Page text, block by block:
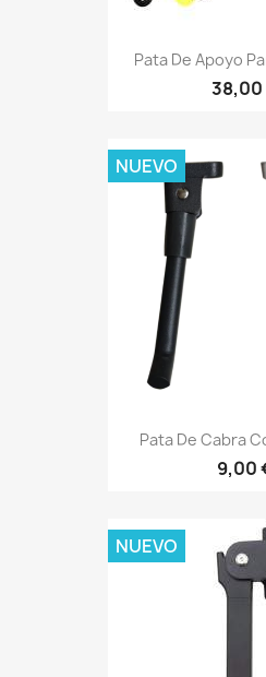
Pata De Apoyo
38,00
Pata De Cabra
9,00
NUEVO
NUEVO